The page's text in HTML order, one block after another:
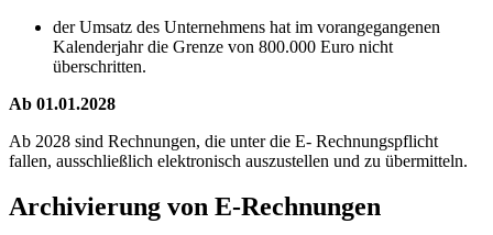
der Umsatz des Unternehmens hat im vorangegangenen
Kalenderjahr die Grenze von 800.000 Euro nicht
überschritten.
Ab 01.01.2028
Ab 2028 sind Rechnungen, die unter die E- Rechnungspflicht
fallen, ausschließlich elektronisch auszustellen und zu übermitteln.
Archivierung von E-Rechnungen